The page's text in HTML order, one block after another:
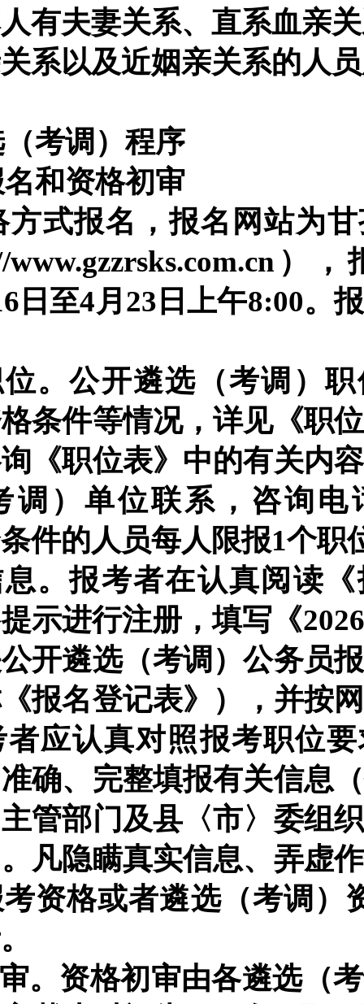
有夫妻关系、直系血亲
系以及近姻亲关系的人员
考调）程序
和资格初审
方式报名，报名网站为
www.gzzrsks.com.cn ），
日至4月23日上午8:00。
。公开遴选（考调）
条件等情况，详见《职
《职位表》中的有关内
调）单位联系，咨询电
件的人员每人限报1个职
。报考者在认真阅读
示进行注册，填写 《2026
开遴选（考调）公务员
报名登记表》 ）
，并按
应认真对照报考职位
确、完整填报有关信息
管部门及县〈市〉委组
凡隐瞒真实信息、弄虚
资格或者遴选（考调）
。资格初审由各遴选（